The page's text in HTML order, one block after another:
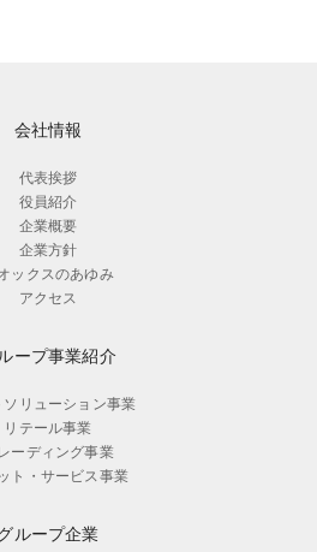
会社情報
代表挨拶
役員紹介
企業概要
企業方針
ックスのあゆみ
アクセス
ープ事業紹介
ソリューション事業
リテール事業
ーディング事業
ト・サービス事業
ループ企業